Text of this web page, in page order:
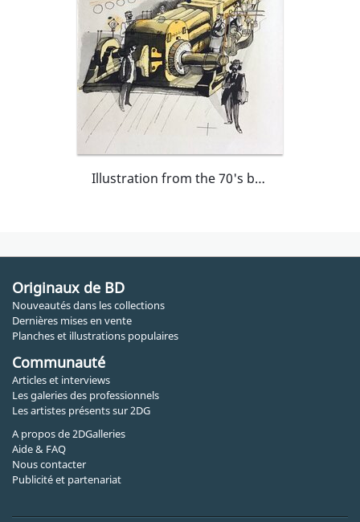
Illustration from the 70's book
Originaux de BD
Nouveautés dans les collections
Dernières mises en vente
Planches et illustrations populaires
Communauté
Articles et interviews
Les galeries des professionnels
Les artistes présents sur 2DG
A propos de 2DGalleries
Aide & FAQ
Nous contacter
Publicité et partenariat